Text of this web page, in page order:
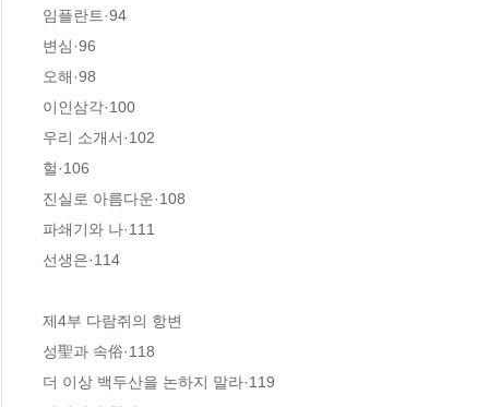
임플란트·94
변심·96
오해·98
이인삼각·100
우리 소개서·102
헐·106
진실로 아름다운·108
파쇄기와 나·111
선생은·114
제4부 다람쥐의 항변
성聖과 속俗·118
더 이상 백두산을 논하지 말라·119